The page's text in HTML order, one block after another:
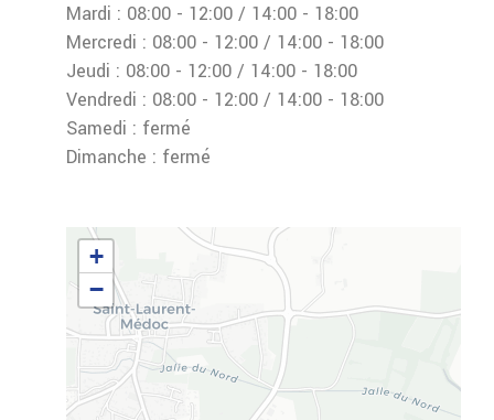
Mardi : 08:00 - 12:00 / 14:00 - 18:00
Mercredi : 08:00 - 12:00 / 14:00 - 18:00
Jeudi : 08:00 - 12:00 / 14:00 - 18:00
Vendredi : 08:00 - 12:00 / 14:00 - 18:00
Samedi : fermé
Dimanche : fermé
+
−